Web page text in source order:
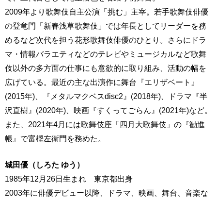
2009年より歌舞伎自主公演「挑む」主宰。若手歌舞伎俳優
の登竜門「新春浅草歌舞伎」では年長としてリーダーを務
めるなど次代を担う花形歌舞伎俳優のひとり。さらにドラ
マ・情報バラエティなどのテレビやミュージカルなど歌舞
伎以外の多方面の仕事にも意欲的に取り組み、活動の幅を
広げている。最近の主な出演作に舞台『エリザベート』
(2015年)、『メタルマクベスdisc2』(2018年)、ドラマ『半
沢直樹』(2020年)、映画『すくってごらん』(2021年)など。
また、2021年4月には歌舞伎座「四月大歌舞伎」の『勧進
帳』で富樫左衛門を務めた。
城田優（しろた ゆう）
1985年12月26日生まれ 東京都出身
2003年に俳優デビュー以降、ドラマ、映画、舞台、音楽な